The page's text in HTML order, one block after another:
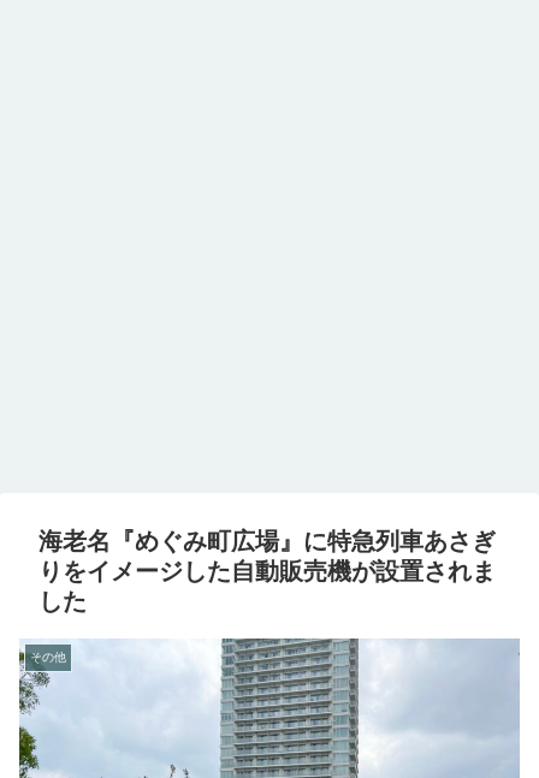
海老名『めぐみ町広場』に特急列車あさぎ
りをイメージした自動販売機が設置されま
した
その他